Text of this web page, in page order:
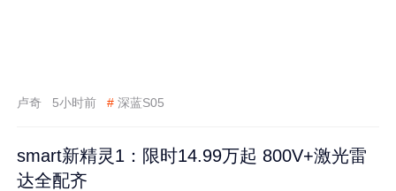
卢奇 5小时前 # 深蓝S05
smart新精灵1：限时14.99万起 800V+激光雷
达全配齐